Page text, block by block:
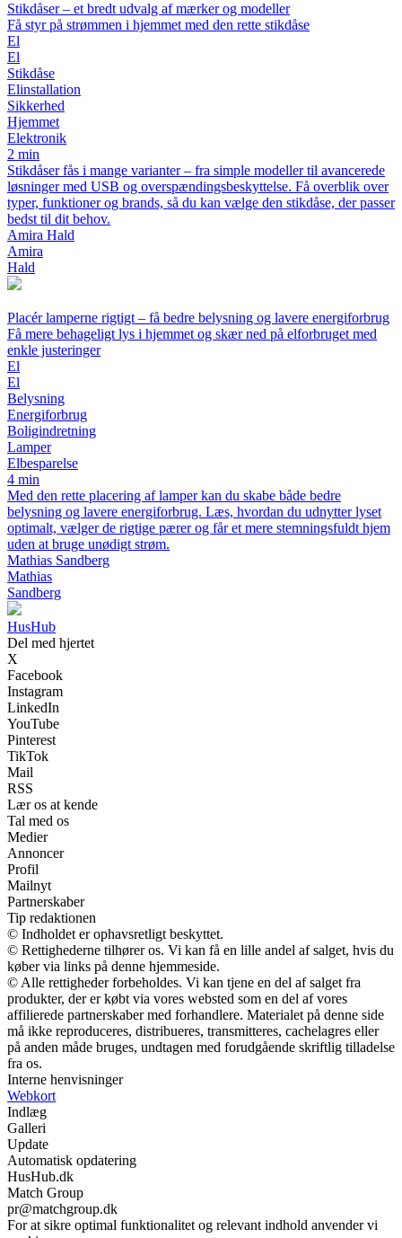
Stikdåser – et bredt udvalg af mærker og modeller
Få styr på strømmen i hjemmet med den rette stikdåse
El
El
Stikdåse
Elinstallation
Sikkerhed
Hjemmet
Elektronik
2 min
Stikdåser fås i mange varianter – fra simple modeller til avancerede
løsninger med USB og overspændingsbeskyttelse. Få overblik over
typer, funktioner og brands, så du kan vælge den stikdåse, der passer
bedst til dit behov.
Amira Hald
Amira
Hald
Placér lamperne rigtigt – få bedre belysning og lavere energiforbrug
Få mere behageligt lys i hjemmet og skær ned på elforbruget med
enkle justeringer
El
El
Belysning
Energiforbrug
Boligindretning
Lamper
Elbesparelse
4 min
Med den rette placering af lamper kan du skabe både bedre
belysning og lavere energiforbrug. Læs, hvordan du udnytter lyset
optimalt, vælger de rigtige pærer og får et mere stemningsfuldt hjem
uden at bruge unødigt strøm.
Mathias Sandberg
Mathias
Sandberg
HusHub
Del med hjertet
X
Facebook
Instagram
LinkedIn
YouTube
Pinterest
TikTok
Mail
RSS
Lær os at kende
Tal med os
Medier
Annoncer
Profil
Mailnyt
Partnerskaber
Tip redaktionen
© Indholdet er ophavsretligt beskyttet.
© Rettighederne tilhører os. Vi kan få en lille andel af salget, hvis du
køber via links på denne hjemmeside.
© Alle rettigheder forbeholdes. Vi kan tjene en del af salget fra
produkter, der er købt via vores websted som en del af vores
affilierede partnerskaber med forhandlere. Materialet på denne side
må ikke reproduceres, distribueres, transmitteres, cachelagres eller
på anden måde bruges, undtagen med forudgående skriftlig tilladelse
fra os.
Interne henvisninger
Webkort
Indlæg
Galleri
Update
Automatisk opdatering
HusHub.dk
Match Group
pr@matchgroup.dk
For at sikre optimal funktionalitet og relevant indhold anvender vi